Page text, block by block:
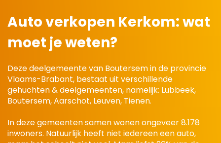
Auto verkopen Kerkom:wat
moet je weten?
Deze deelgemeente van Boutersem in de provincie
Vlaams-Brabant, bestaat uit verschillende
gehuchten & deelgemeenten, namelijk: Lubbeek,
Boutersem, Aarschot, Leuven, Tienen.
In deze gemeenten samen wonen ongeveer 8.178
inwoners. Natuurlijk heeft niet iedereen een auto,